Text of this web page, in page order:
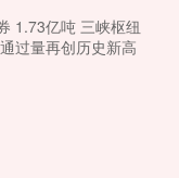
1.73亿吨 三峡枢纽
过量再创历史新高